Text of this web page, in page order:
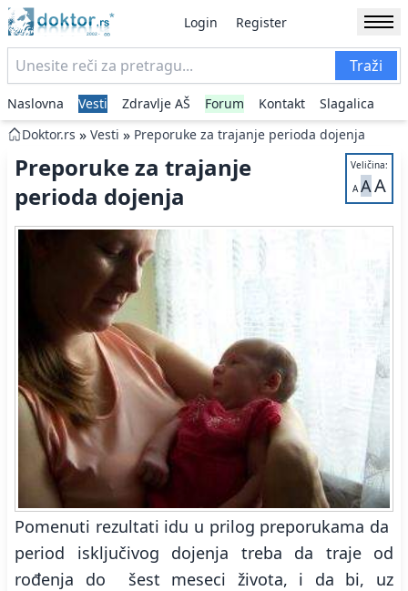
Login Register
Traži
Naslovna Vesti Zdravlje AŠ Forum Kontakt
Slagalica
Doktor.rs » Vesti » Preporuke za trajanje perioda dojenja
Veličina:
A AA
Preporuke za trajanje
perioda dojenja
Pomenuti rezultati idu u prilog preporukama da
period isključivog dojenja treba da traje od
rođenja do šest meseci života, i da bi, uz